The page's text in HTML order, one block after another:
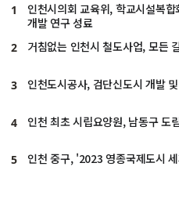
1
인천시의회 교육위, 학교시설복합
개발 연구 성료
2 거침없는 인천시 철도사업, 모든
3 인천도시공사, 검단신도시 개발
4 인천 최초 시립요양원, 남동구 도
5 인천 중구, '2023 영종국제도시